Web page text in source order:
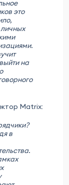
это
на
Matrix:
в